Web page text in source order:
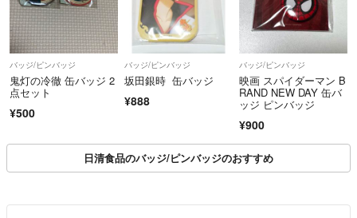
バッジ/ピンバッジ
鬼灯の冷徹 缶バッジ 2
点セット
¥500
バッジ/ピンバッジ
坂田銀時 缶バッジ
¥888
バッジ/ピンバッジ
映画 スパイダーマン B
RAND NEW DAY 缶バ
ッジ ピンバッジ
¥900
日清食品のバッジ/ピンバッジのおすすめ